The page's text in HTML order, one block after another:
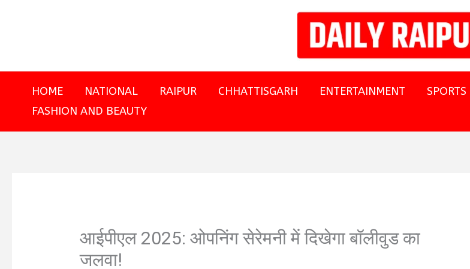
HOME NATIONAL RAIPUR CHHATTISGARH ENTERTAINMENT SPORTS
FASHION AND BEAUTY
आईपीएल 2025: ओपनिंग सेरेमनी में दिखेगा बॉलीवुड का
जलवा!